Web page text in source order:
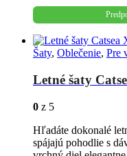
Šaty, Oblečenie, Pre
Letné šaty
0 z 5
Hľadáte dokonalé
spájajú pohodlie s